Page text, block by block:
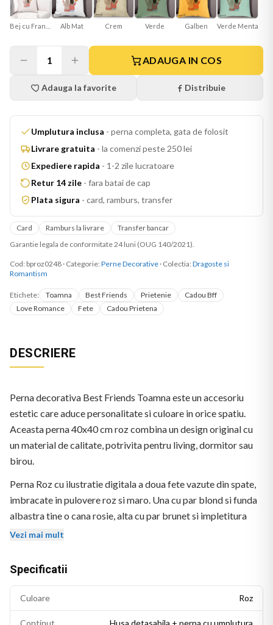
Alb Mat Crem Verde Galben Verde Menta
1 ADAUGA IN COS
Adauga la favorite Distribuie
Umplutura inclusa - perna completa, gata de folosit
Livrare gratuita - la comenzi peste 250 lei
Expediere rapida - 1-2 zile lucratoare
Retur 14 zile - fara batai de cap
Plata sigura - card, ramburs, transfer
Card Ramburs la livrare
Transfer bancar
Garantie legala de conformitate 24 luni (OUG 140/2021).
Cod: bproz0248 · Categorie: Perne Decorative · Colectia: Dragoste si
Romantism
Etichete: Toamna Best Friends Prietenie
Cadou Bff
Love Romance
Fete Cadou Prietena
DESCRIERE
Perna decorativa Best Friends Toamna este un accesoriu
estetic care aduce personalitate si culoare in orice spatiu.
Aceasta perna 40x40 cm roz combina un design original cu
un material de calitate, potrivita pentru living, dormitor sau
birou.
Perna Roz cu ilustratie digitala a doua fete vazute din spate,
imbracate in pulovere roz si maro. Una cu par blond si funda
albastra tine o cana rosie, alta cu par brunet si impletitura
tine frunze de toamna. Textul "Best friends" in roz deasupra.
Vezi mai mult
Specificatii
Culoare Roz